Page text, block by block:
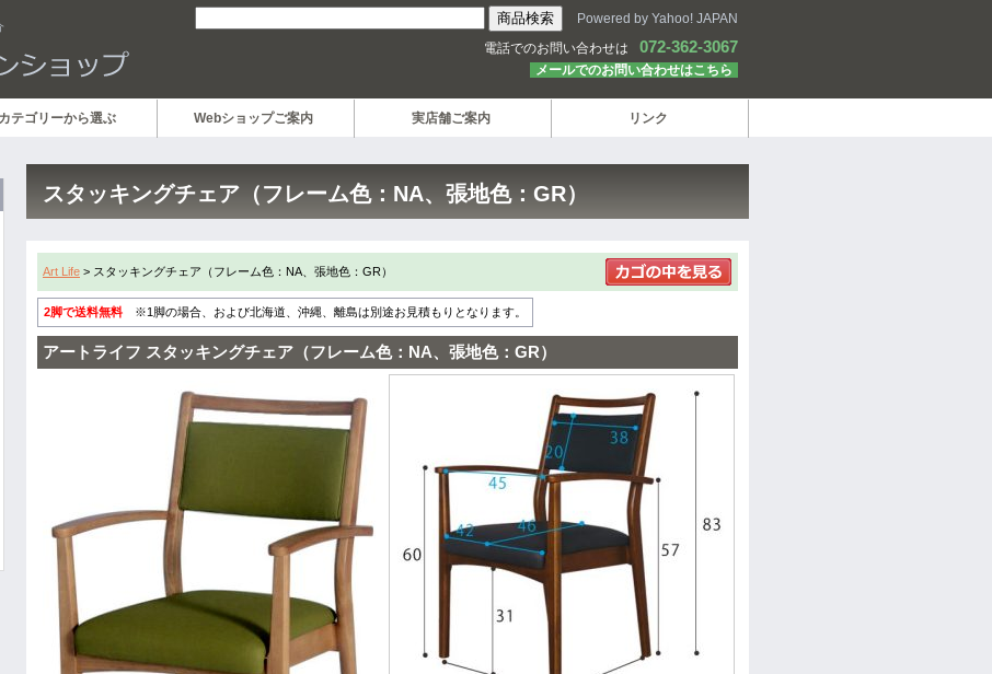
電話でのお問い合わせは 072-362-3067
メールでのお問い合わせはこちら
Powered by Yahoo! JAPAN
スタッキングチェア（フレーム色：NA、張地色：GR）
Art Life > スタッキングチェア（フレーム色：NA、張地色：GR）
2脚で送料無料 ※1脚の場合、および北海道、沖縄、離島は別途お見積もりとなります。
アートライフ スタッキングチェア（フレーム色：NA、張地色：GR）
カテゴリーから選ぶ Webショップご案内 実店舗ご案内 リンク